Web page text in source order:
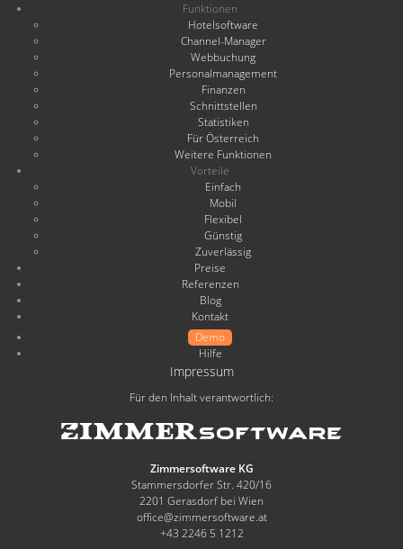
Funktionen
Hotelsoftware
Channel-Manager
Webbuchung
Personalmanagement
Finanzen
Schnittstellen
Statistiken
Für Österreich
Weitere Funktionen
Vorteile
Einfach
Mobil
Flexibel
Günstig
Zuverlässig
Preise
Referenzen
Blog
Kontakt
Demo
Hilfe
Impressum
Für den Inhalt verantwortlich:
Zimmersoftware KG
Stammersdorfer Str. 420/16
2201 Gerasdorf bei Wien
office@zimmersoftware.at
+43 2246 5 1212